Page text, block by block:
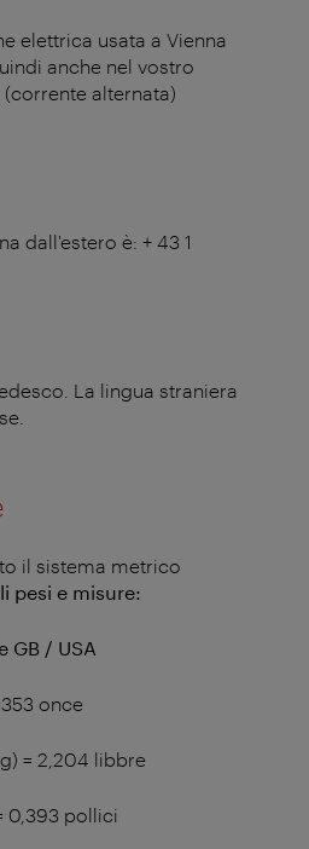
elettrica usata a Vienna
anche nel vostro
alternata)
dall'estero è: + 43 1
La lingua straniera
il sistema metrico
pesi e misure:
GB / USA
once
= 2,204 libbre
0,393 pollici